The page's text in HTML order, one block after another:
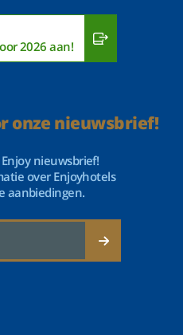
2026 aan!
onze nieuwsbrief!
nieuwsbrief!
over Enjoyhotels
aanbiedingen.